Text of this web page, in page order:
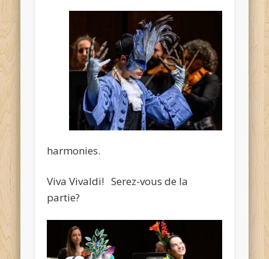
harmonies.
Viva Vivaldi! Serez-vous de la
partie?